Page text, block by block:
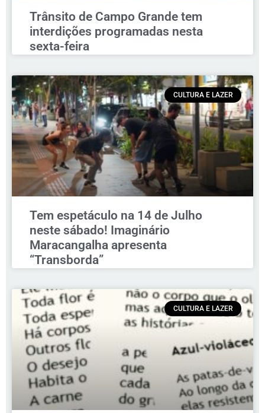
Trânsito de Campo Grande tem
interdições programadas nesta
sexta-feira
CULTURA E LAZER
Tem espetáculo na 14 de Julho
neste sábado! Imaginário
Maracangalha apresenta
“Transborda”
CULTURA E LAZER